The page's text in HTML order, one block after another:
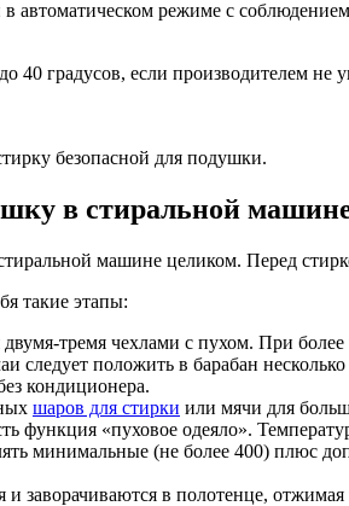
автоматическом режиме с
градусов, если производителем не
безопасной для подушки.
в стиральной
машине целиком. Перед
такие этапы:
тремя чехлами с пухом. При
положить в барабан
кондиционера.
шаров для стирки или мячи для
функция «пуховое одеяло».
минимальные (не более 400) плюс
заворачиваются в полотенце, отжимая